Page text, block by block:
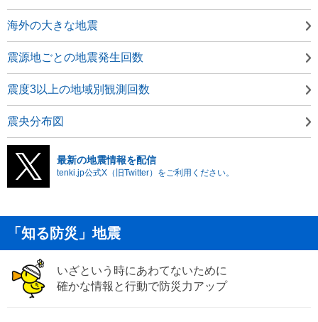
海外の大きな地震
震源地ごとの地震発生回数
震度3以上の地域別観測回数
震央分布図
最新の地震情報を配信
tenki.jp公式X（旧Twitter）をご利用ください。
「知る防災」地震
いざという時にあわてないために
確かな情報と行動で防災力アップ